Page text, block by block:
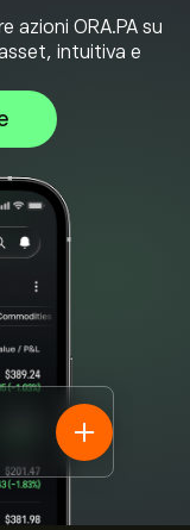
azioni ORA.PA su
intuitiva e